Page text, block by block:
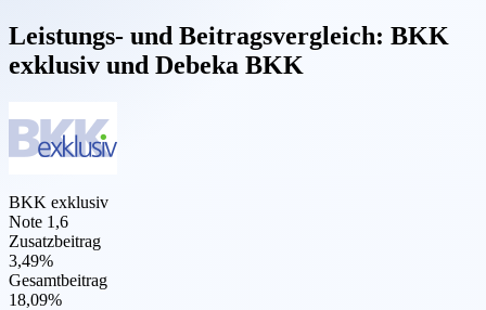
Leistungs- und Beitragsvergleich: BKK
exklusiv und Debeka BKK
BKK exklusiv
Note 1,6
Zusatzbeitrag
3,49%
Gesamtbeitrag
18,09%